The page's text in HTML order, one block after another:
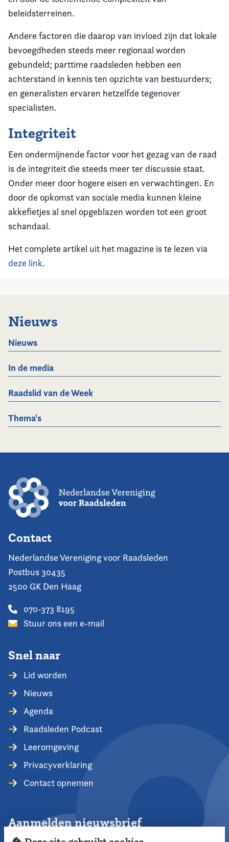
beleidsterreinen.
Andere factoren die daarop van invloed zijn dat lokale
bevoegdheden steeds meer regionaal worden
gebundeld; parttime raadsleden hebben een
achterstand in kennis ten opzichte van bestuurders;
en generalisten ervaren hetzelfde tegenover
specialisten.
Integriteit
Een ondermijnende factor voor het gezag van de raad
is de integriteit die steeds meer ter discussie staat.
Onder meer door hogere eisen en verwachtingen. En
door de opkomst van sociale media kunnen kleine
akkefietjes al snel opgeblazen worden tot een groot
schandaal.
Het complete artikel uit het magazine is te lezen via
deze link.
Nieuws
Nieuws
In de media
Raadslid van de Week
Thema's
Contact
Nederlandse Vereniging voor Raadsleden
Postbus 30435
2500 GK Den Haag
070-373 8195
Stuur ons een e-mail
Snel naar
Lid worden
Nieuws
Agenda
Raadsleden Podcast
Leeromgeving
Privacyverklaring
Contact opnemen
Aanmelden nieuwsbrief